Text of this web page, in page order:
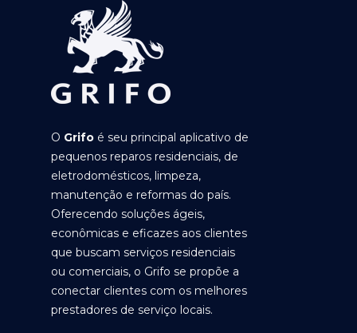
O Grifo é seu principal aplicativo de
pequenos reparos residenciais, de
eletrodomésticos, limpeza,
manutenção e reformas do país.
Oferecendo soluções ágeis,
econômicas e eficazes aos clientes
que buscam serviços residenciais
ou comerciais, o Grifo se propõe a
conectar clientes com os melhores
prestadores de serviço locais.